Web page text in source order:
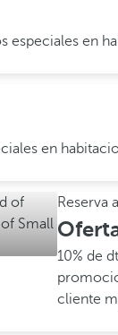
especiales en
en
Reserva
10% de
cliente